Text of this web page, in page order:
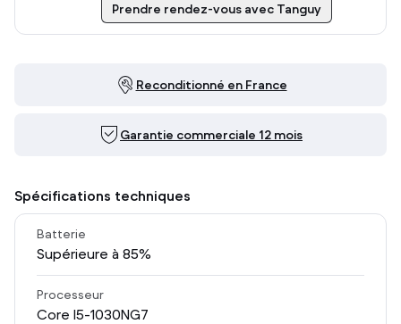
Prendre rendez-vous avec Tanguy
Reconditionné en France
Garantie commerciale 12 mois
Spécifications techniques
Batterie
Supérieure à 85%
Processeur
Core I5-1030NG7